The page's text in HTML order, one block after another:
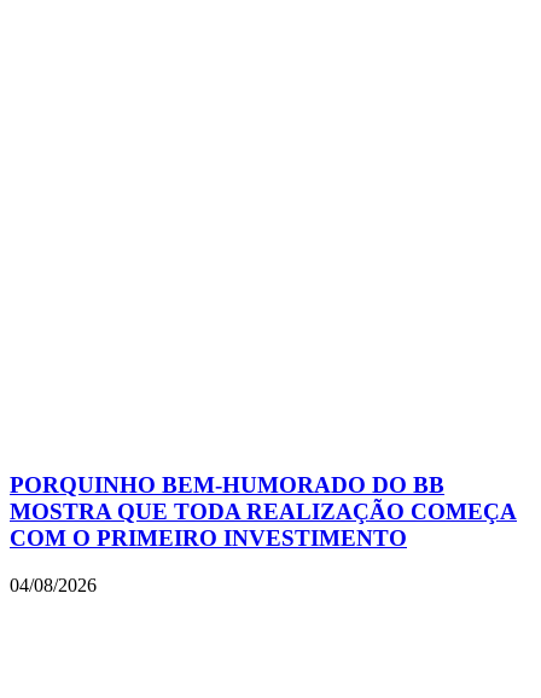
PORQUINHO BEM-HUMORADO DO BB
MOSTRA QUE TODA REALIZAÇÃO COMEÇA
COM O PRIMEIRO INVESTIMENTO
04/08/2026